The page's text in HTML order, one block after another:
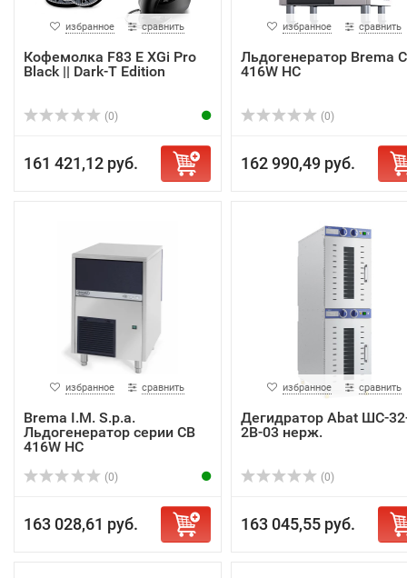
избранное сравнить
Кофемолка F83 E XGi Pro
Black || Dark-T Edition
(0)
161 421,12 руб.
избранное сравнить
Льдогенератор Brema
416W HC
(0)
162 990,49 руб.
избранное сравнить
Brema I.M. S.p.a.
Льдогенератор серии CB
416W HC
(0)
163 028,61 руб.
избранное сравнить
Дегидратор Abat ШС-
2В-03 нерж.
(0)
163 045,55 руб.